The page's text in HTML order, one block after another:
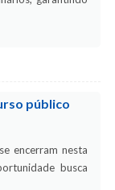
público
encerram nesta
busca